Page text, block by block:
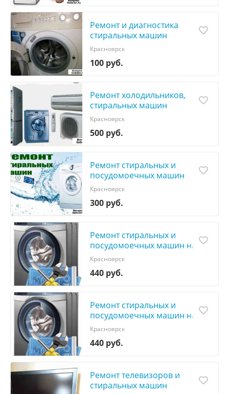
Ремонт и диагностика
стиральных машин
100 руб.
Красноярск
Ремонт холодильников,
стиральных машин
500 руб.
Красноярск
Ремонт стиральных и
посудомоечных машин
300 руб.
Красноярск
Ремонт стиральных и
посудомоечных машин на
дому
440 руб.
Красноярск
Ремонт стиральных и
посудомоечных машин на
дому
440 руб.
Красноярск
Ремонт телевизоров и
стиральных машин